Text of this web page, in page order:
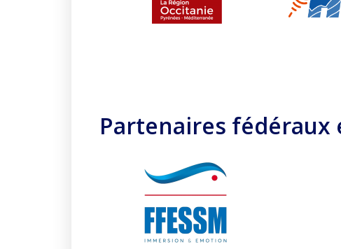
Partenaires